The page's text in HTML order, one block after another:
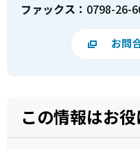
ファックス： 0798-26-
お問
この情報はお